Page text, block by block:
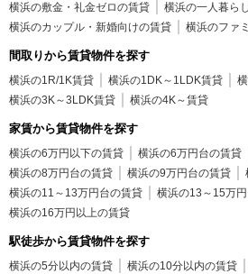
横浜の敷金・礼金ゼロの賃貸
横浜の一人暮ら
横浜のカップル・新婚向けの賃貸
横浜のファ
間取りから賃貸物件を探す
横浜の1R/1K賃貸 横浜の1DK～1LDK賃貸
横浜の3K～3LDK賃貸
横浜の4K～賃貸
家賃から賃貸物件を探す
横浜の6万円以下の賃貸 横浜の6万円台の賃貸
横浜の8万円台の賃貸
横浜の9万円台の賃貸
横浜の11～13万円台の賃貸
横浜の13～15万
横浜の16万円以上の賃貸
駅徒歩から賃貸物件を探す
横浜の5分以内の賃貸 横浜の10分以内の賃貸